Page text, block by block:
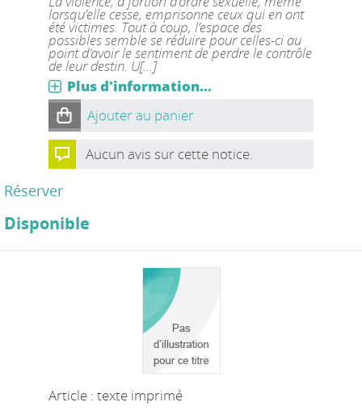
lorsqu’elle cesse, emprisonne ceux qui en ont
été victimes. Tout à coup, l’espace des
possibles semble se réduire pour celles-ci au
point d’avoir le sentiment de perdre le contrôle
de leur destin. U[...]
Plus d'information...
Ajouter au panier
Aucun avis sur cette notice.
Réserver
Disponible
Article : texte imprimé